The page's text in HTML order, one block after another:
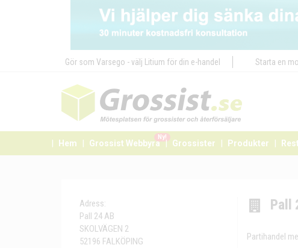
Gör som Varsego - välj Litium för din e-handel Starta en
Hem Grossist Webbyrå
Ny!
Grossister Produkter
Adress:
Pall 24 AB
SKOLVÄGEN 2
52196 FALKÖPING
Pall
Partihandel